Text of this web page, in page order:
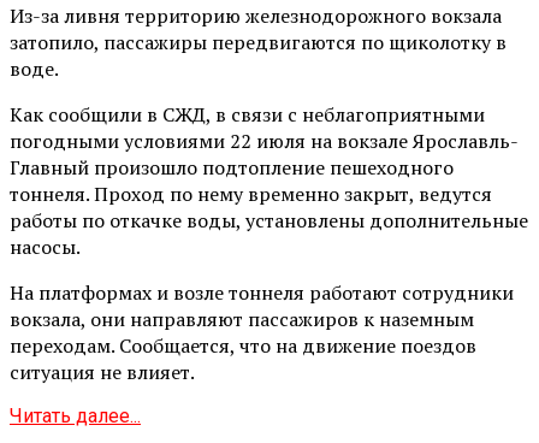
Из-за ливня территорию железнодорожного вокзала
затопило, пассажиры передвигаются по щиколотку в
воде.
Как сообщили в СЖД, в связи с неблагоприятными
погодными условиями 22 июля на вокзале Ярославль-
Главный произошло подтопление пешеходного
тоннеля. Проход по нему временно закрыт, ведутся
работы по откачке воды, установлены дополнительные
насосы.
На платформах и возле тоннеля работают сотрудники
вокзала, они направляют пассажиров к наземным
переходам. Сообщается, что на движение поездов
ситуация не влияет.
Читать далее...